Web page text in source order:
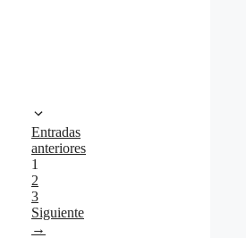
Entradas
anteriores
Página
1
Página
2
Página
3
Siguiente
→